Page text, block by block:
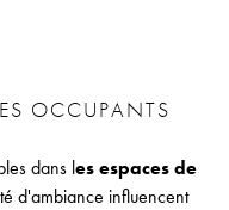
OCCUPANTS
dans les espaces de
d'ambiance influencent